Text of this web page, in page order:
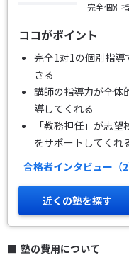
完全個別
ココがポイント
完全1対1の個別指導
きる
講師の指導力が全体
導してくれる
「教務担任」が志
をサポートしてくれ
合格者インタビュー（2
近くの塾を探す
塾の費用について